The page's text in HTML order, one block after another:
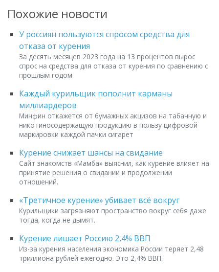
Похожие новости
У россиян пользуются спросом средства для
отказа от курения
За десять месяцев 2023 года на 13 процентов вырос
спрос на средства для отказа от курения по сравнению с
прошлым годом
Каждый курильщик пополнит карманы
миллиардеров
Минфин откажется от бумажных акцизов на табачную и
никотиносодержащую продукцию в пользу цифровой
маркировки каждой пачки сигарет
Курение снижает шансы на свидание
Сайт знакомств «Мамба» выяснил, как курение влияет на
принятие решения о свидании и продолжении
отношений.
«Третичное курение» убивает всё вокруг
Курильщики загрязняют пространство вокруг себя даже
тогда, когда не дымят.
Курение лишает Россию 2,4% ВВП
Из-за курения населения экономика России теряет 2,48
триллиона рублей ежегодно. Это 2,4% ВВП.